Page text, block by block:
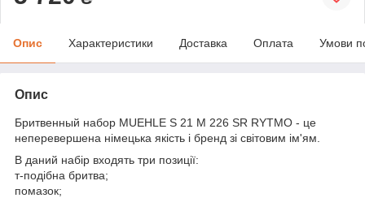
Опис Характеристики Доставка Оплата Умови
Опис
Бритвенный набор MUEHLE S 21 M 226 SR RYTMO - це
неперевершена німецька якість і бренд зі світовим ім'ям.
В даний набір входять три позиції:
т-подібна бритва;
помазок;